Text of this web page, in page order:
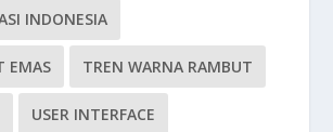
INDONESIA
EMAS TREN WARNA RAMBUT
USER INTERFACE